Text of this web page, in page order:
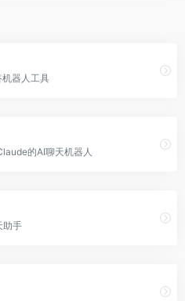
器人工具
的AI聊天机器人
助手